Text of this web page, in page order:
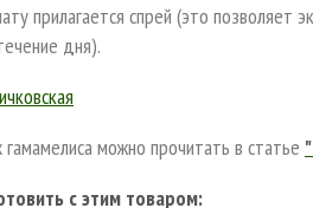
прилагается спрей (это позволяет
дня).
гамамелиса можно прочитать в статье
с этим товаром: